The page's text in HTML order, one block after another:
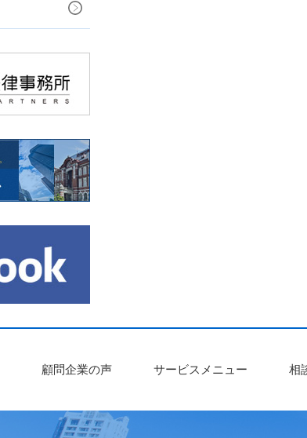
顧問企業の声 サービスメニュー 相